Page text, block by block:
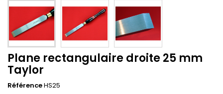
Plane rectangulaire droite 25 mm
Taylor
RéférenceHS25